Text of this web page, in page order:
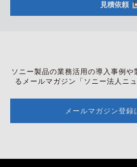
見積依頼
ソニー製品の業務活用の導入事例や
る メールマガジン「ソニー法人ニ
メールマガジン登録